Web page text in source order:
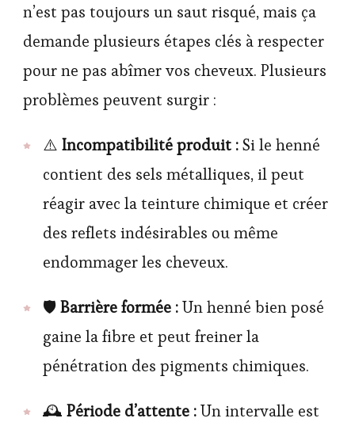
n’est pas toujours un saut risqué, mais ça
demande plusieurs étapes clés à respecter
pour ne pas abîmer vos cheveux. Plusieurs
problèmes peuvent surgir :
⚠️ Incompatibilité produit :Si le henné
contient des sels métalliques, il peut
réagir avec la teinture chimique et créer
des reflets indésirables ou même
endommager les cheveux.
🛡️Barrière formée :Un henné bien posé
gaine la fibre et peut freiner la
pénétration des pigments chimiques.
🕰️ Période d’attente :Un intervalle est